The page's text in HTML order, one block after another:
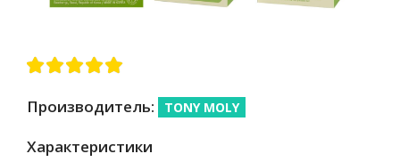
Производитель: TONY MOLY
Характеристики